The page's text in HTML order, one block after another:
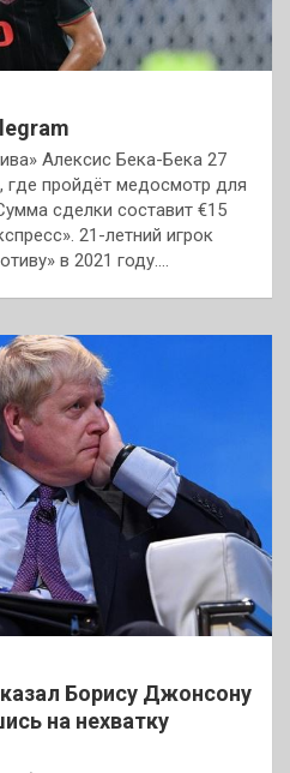
Алексис Бека-Бека 27
пройдёт медосмотр для
сделки составит €15
21-летний игрок
в 2021 году.…
Борису Джонсону
на нехватку